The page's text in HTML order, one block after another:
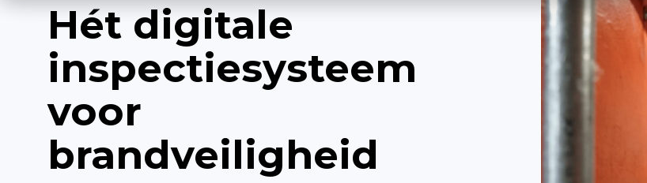
Hét digitale
inspectiesysteem
voor
brandveiligheid